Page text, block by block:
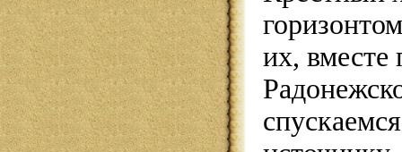
их, вместе